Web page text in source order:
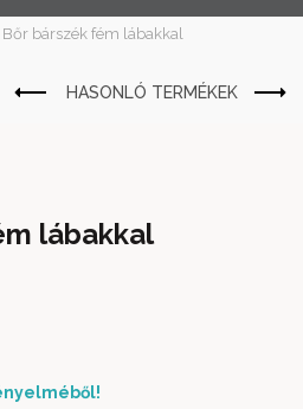
Bőr bárszék fém lábakkal
lábakkal